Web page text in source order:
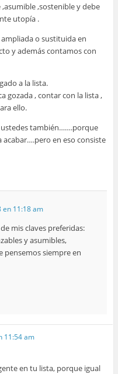
,asumible ,sostenible y debe
utopía .
o sustituida en
y además contamos con
a la lista.
gozada , contar con la lista ,
ello.
ustedes también…….porque
acabar….pero en eso consiste
en 11:18 am
mis claves preferidas:
y asumibles,
pensemos siempre en
11:54 am
en tu lista, porque igual